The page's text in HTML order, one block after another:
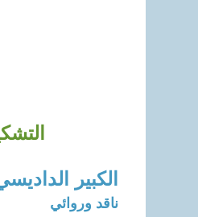
التشكيل
الكبير
ناقد وروائي